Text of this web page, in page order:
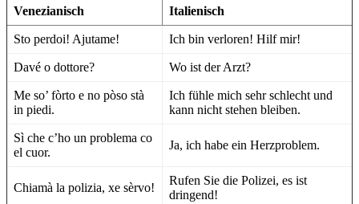
Venezianisch Italienisch
Sto perdoi! Ajutame! Ich bin verloren! Hilf mir!
Davé o dottore? Wo ist der Arzt?
Me so’ fòrto e no pòso stà
in piedi.
Ich fühle mich sehr schlecht und
kann nicht stehen bleiben.
Sì che c’ho un problema co
el cuor.
Ja, ich habe ein Herzproblem.
Chiamà la polizia, xe sèrvo!
Rufen Sie die Polizei, es ist
dringend!